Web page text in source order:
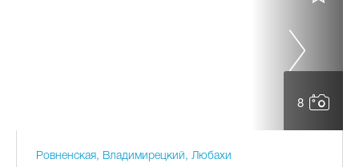
8
Ровненская, Владимирецкий, Любахи